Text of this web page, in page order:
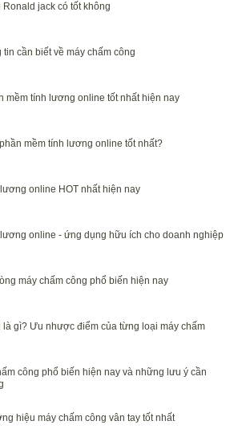
Ronald jack có tốt không
tin cần biết về máy chấm công
mềm tính lương online tốt nhất hiện nay
mềm tính lương online tốt nhất?
online HOT nhất hiện nay
online - ứng dụng hữu ích cho doanh nghiệp
máy chấm công phổ biến hiện nay
là gì? Ưu nhược điểm của từng loại máy chấm
công phổ biến hiện nay và những lưu ý cần
hiệu máy chấm công vân tay tốt nhất